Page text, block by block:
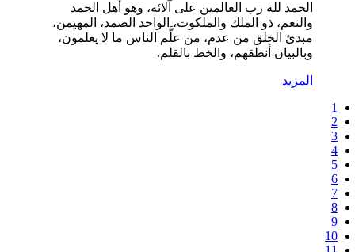
الحمد لله رب العالمين على آلائه، وهو أهل الحمد
والنعم، ذو الملك والملكوت، الواحد الصمد، المهيمن،
مبدئ الخلق من عدم، من علَّم الناس ما لا يعلمون،
وبالبيان أنطقهم، والخط بالقلم.
المزيد
1
2
3
4
5
6
7
8
9
10